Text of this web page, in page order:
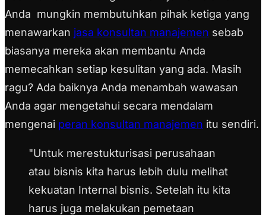
Anda mungkin membutuhkan pihak ketiga yang
menawarkan jasa konsultan manajemen sebab
biasanya mereka akan membantu Anda
memecahkan setiap kesulitan yang ada. Masih
ragu? Ada baiknya Anda menambah wawasan
Anda agar mengetahui secara mendalam
mengenai peran konsultan manajemen itu sendiri.
"Untuk merestukturisasi perusahaan
atau bisnis kita harus lebih dulu melihat
kekuatan Internal bisnis. Setelah itu kita
harus juga melakukan pemetaan